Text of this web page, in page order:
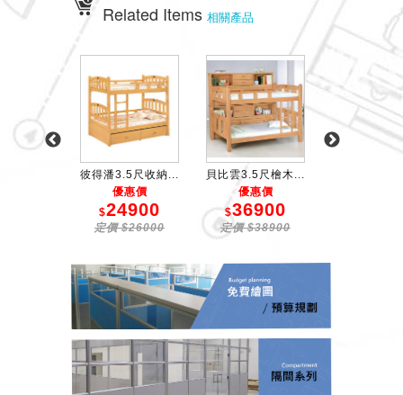
Related Items 相關產品
彼得潘3.5尺收納...
優惠價
$24900
定價 $26000
貝比雲3.5尺檜木...
優惠價
$36900
定價 $38900